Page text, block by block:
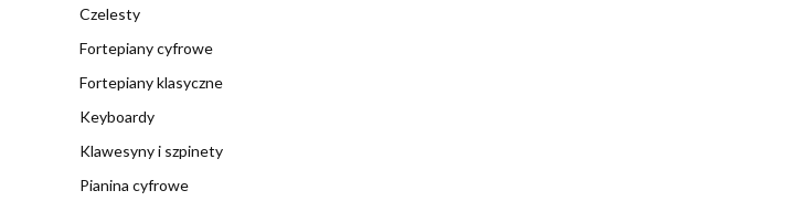
Czelesty
Fortepiany cyfrowe
Fortepiany klasyczne
Keyboardy
Klawesyny i szpinety
Pianina cyfrowe